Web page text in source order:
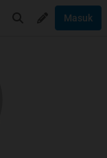
Masuk